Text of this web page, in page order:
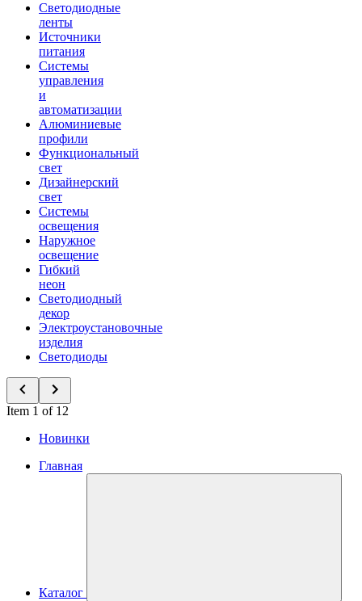
Светодиодные
ленты
Источники
питания
Системы
управления
и
автоматизации
Алюминиевые
профили
Функциональный
свет
Дизайнерский
свет
Системы
освещения
Наружное
освещение
Гибкий
неон
Светодиодный
декор
Электроустановочные
изделия
Светодиоды
Item 1 of 12
Новинки
Главная
Каталог